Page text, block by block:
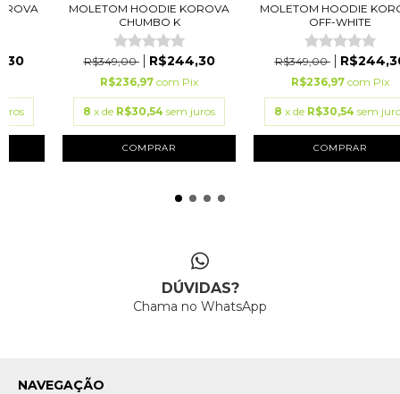
MOLETOM HOODIE KOROVA
CHUMBO K
R$349,00 R$244,30
R$236,97 com Pix
8 x de R$30,54 sem juros
COMPRAR
MOLETOM HOODIE
OFF-WHITE
R$349,00
R$236,97 com Pix
8 x de R$30,54 sem
COMPRAR
DÚVIDAS?
Chama no WhatsApp
NAVEGAÇÃO